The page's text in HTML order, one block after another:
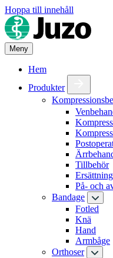
Hoppa till innehåll
Meny
Hem
Produkter
Tillbehör
På- och
Bandage
Fotled
Knä
Hand
Armbåge
Orthoser